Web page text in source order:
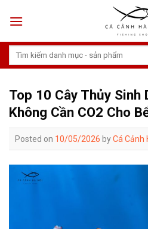
Tìm
Top 10 Cây Thủy Sinh
Không Cần CO2 Cho
Posted on 10/05/2026 byCá Cảnh